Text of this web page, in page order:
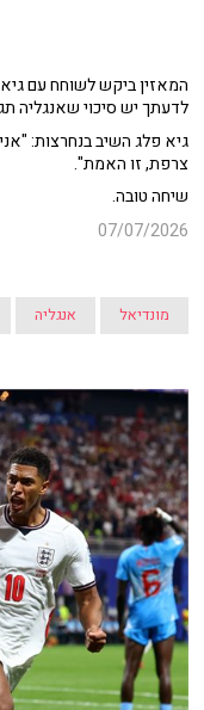
לדעתך יש סיכוי שאנגליה
גיא פלג השיב בנחרצות:
צרפת, זו האמת".
שיחה טובה.
07/07/2026
מונדיאל אנגליה